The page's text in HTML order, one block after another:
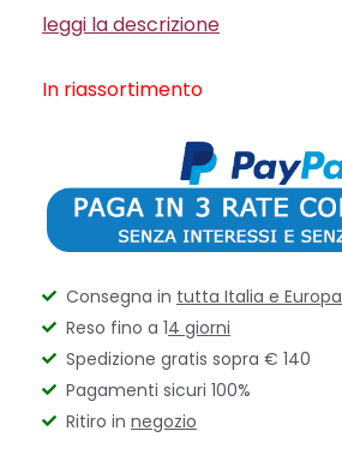
leggi la descrizione
In riassortimento
Consegna in tutta Italia e Europa
Reso fino a 14 giorni
Spedizione gratis sopra € 140
Pagamenti sicuri 100%
Ritiro in negozio